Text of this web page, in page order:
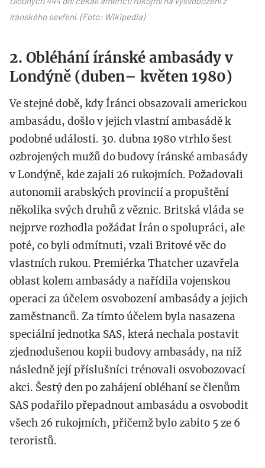
íránského sevření. (Foto: Wikipedia)
2. Obléhání íránské ambasády v
Londýně (duben– květen 1980)
Ve stejné době, kdy Íránci obsazovali americkou
ambasádu, došlo v jejich vlastní ambasádě k
podobné události. 30. dubna 1980 vtrhlo šest
ozbrojených mužů do budovy íránské ambasády
v Londýně, kde zajali 26 rukojmích. Požadovali
autonomii arabských provincií a propuštění
několika svých druhů z věznic. Britská vláda se
nejprve rozhodla požádat Írán o spolupráci, ale
poté, co byli odmítnuti, vzali Britové věc do
vlastních rukou. Premiérka Thatcher uzavřela
oblast kolem ambasády a nařídila vojenskou
operaci za účelem osvobození ambasády a jejich
zaměstnanců. Za tímto účelem byla nasazena
speciální jednotka SAS, která nechala postavit
zjednodušenou kopii budovy ambasády, na níž
následně její příslušníci trénovali osvobozovací
akci. Šestý den po zahájení obléhaní se členům
SAS podařilo přepadnout ambasádu a osvobodit
všech 26 rukojmích, přičemž bylo zabito 5 ze 6
teroristů.